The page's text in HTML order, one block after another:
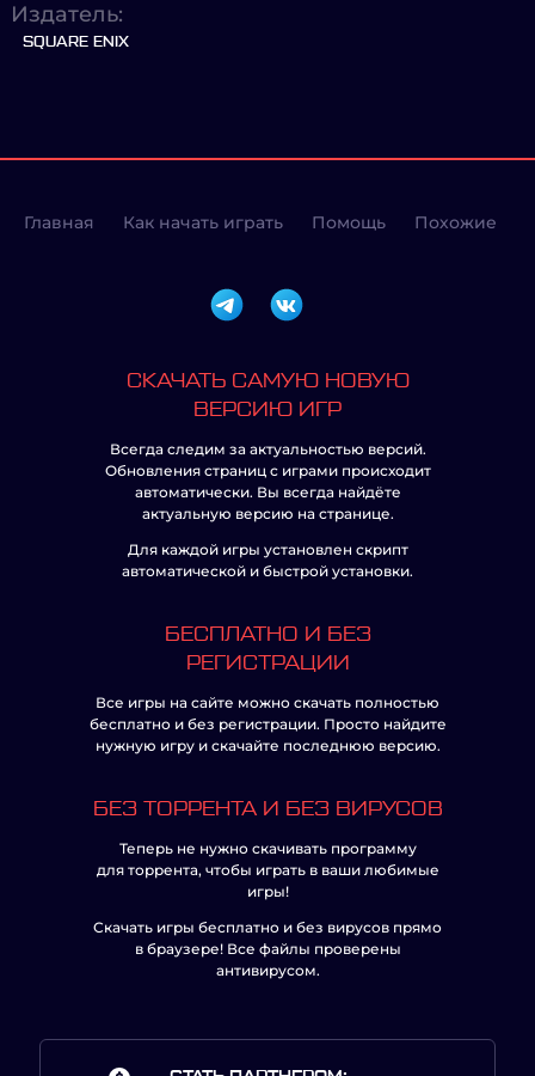
Издатель:
SQUARE ENIX
Главная Как начать играть Помощь Похожие
СКАЧАТЬ САМУЮ НОВУЮ
ВЕРСИЮ ИГР
Всегда следим за актуальностью версий.
Обновления страниц с играми происходит
автоматически. Вы всегда найдёте
актуальную версию на странице.
Для каждой игры установлен скрипт
автоматической и быстрой установки.
БЕСПЛАТНО И БЕЗ
РЕГИСТРАЦИИ
Все игры на сайте можно скачать полностью
бесплатно и без регистрации. Просто найдите
нужную игру и скачайте последнюю версию.
БЕЗ ТОРРЕНТА И БЕЗ ВИРУСОВ
Теперь не нужно скачивать программу
для торрента, чтобы играть в ваши любимые
игры!
Скачать игры бесплатно и без вирусов прямо
в браузере! Все файлы проверены
антивирусом.